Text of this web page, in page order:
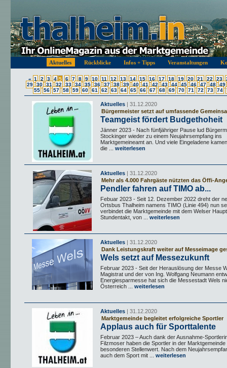
Aktuelles Rückblicke Infos + Tipps Veranstaltungen
« 1 2 3 4 5 6 7 8 9 10 11 12 13 14 15 16 17 18 19 20 21 22 23
29
30 31 32 33 34 35 36 37 38 39 40 41 42 43 44 45 46 47 48
49
55
56 57 58 59 60 61 62 63 64 65 66 67 68 69 70 71 72 73 74
Aktuelles | 31.12.2020
Bürgermeister setzt auf umfassende
Teamgeist fördert Budgethoheit
Jänner 2023 - Nach fünfjähriger Pause lud
Stockinger wieder zu einem Neujahrsempfang ins
Marktgemeineamt an. Und viele Eingeladene
die ...
weiterlesen
Aktuelles | 31.12.2020
Mehr als 4.000 Fahrgäste nützten das Öffi-
Pendler fahren auf TIMO ab...
Febuar 2023 - Seit 12. Dezember 2022 dreht der
Ortsbus Thalheim namens TIMO (Linie 494) nun
verbindet die Marktgemeinde mit dem Welser
Stundentakt, von ...
weiterlesen
Aktuelles | 31.12.2020
Dank Leistungskraft weiter auf Messeimage
Wels setzt auf Messezukunft
Februar 2023 - Seit der Herauslösung der Messe
Magistrat und der von Ing. Wolfgang Neumann
Energiesparmesse hat sich die Messestadt Wels
Österreich ...
weiterlesen
Aktuelles | 31.12.2020
Marktgemeinde begleitet erfolgreiche Sportler
Applaus auch für Sporttalente
Februar 2023 – Auch dank der Ausnahme-
Filzmoser haben die Sportler in der Marktgemeinde
besonderen Stellenwert. Nach dem
auch dem Sport mit ...
weiterlesen